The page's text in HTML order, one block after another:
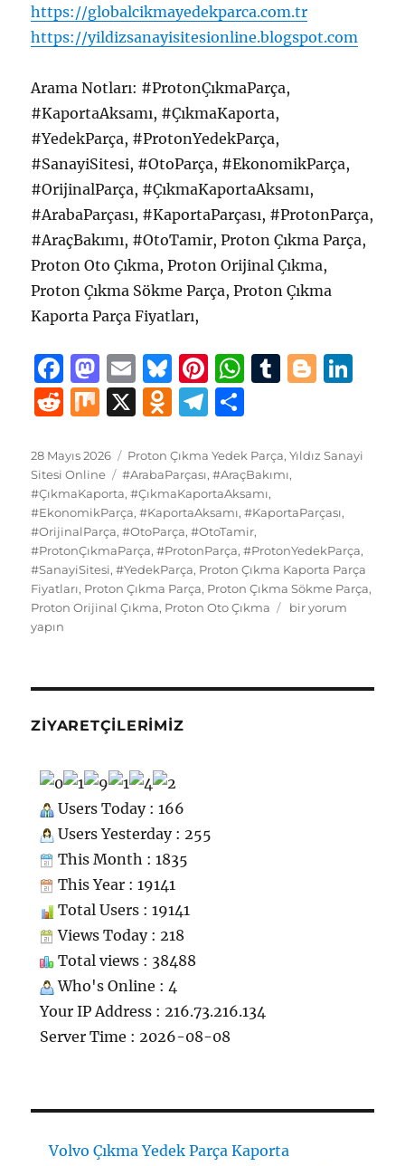
https://globalcikmayedekparca.com.tr
https://yildizsanayisitesionline.blogspot.com
Arama Notları: #ProtonÇıkmaParça,
#KaportaAksamı, #ÇıkmaKaporta,
#YedekParça, #ProtonYedekParça,
#SanayiSitesi, #OtoParça, #EkonomikParça,
#OrijinalParça, #ÇıkmaKaportaAksamı,
#ArabaParçası, #KaportaParçası, #ProtonParça,
#AraçBakımı, #OtoTamir, Proton Çıkma Parça,
Proton Oto Çıkma, Proton Orijinal Çıkma,
Proton Çıkma Sökme Parça, Proton Çıkma
Kaporta Parça Fiyatları,
F
a
c
e
b
o
o
k
M
a
st
o
d
o
n
E
m
ai
l
B
lu
e
s
k
y
Pi
n
te
re
st
W
s
A
p
p
T
bl
r
B
g e
n
R
d
di
t
M X
O
n
o
kl
a
ss
ni
T
e
g
r
a
m
a
re
Yayın
tarihi
28 Mayıs 2026 Kategoriler
Proton Çıkma Yedek Parça,Yıldız Sanayi
Sitesi Online
Etiketler
#ArabaParçası,#AraçBakımı,
#ÇıkmaKaporta,#ÇıkmaKaportaAksamı,
#EkonomikParça,#KaportaAksamı,#KaportaParçası,
#OrijinalParça,#OtoParça,#OtoTamir,
#ProtonÇıkmaParça,#ProtonParça,#ProtonYedekParça,
#SanayiSitesi,#YedekParça, Proton Çıkma Kaporta Parça
Fiyatları, Proton Çıkma Parça, Proton Çıkma Sökme Parça,
Proton Orijinal Çıkma, Proton Oto Çıkma
Proton
bir yorum
yapın
ZIYARETÇILERIMIZ
Users Today : 166
Users Yesterday : 255
This Month : 1835
This Year : 19141
Total Users : 19141
Views Today : 218
Total views : 38488
Who's Online : 4
Your IP Address : 216.73.216.134
Server Time : 2026-08-08
Volvo Çıkma Yedek Parça Kaporta